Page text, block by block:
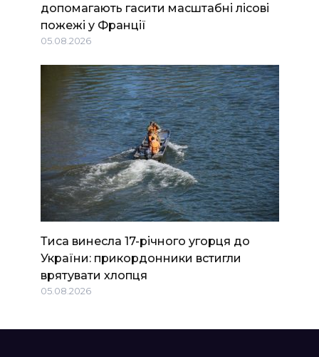
допомагають гасити масштабні лісові
пожежі у Франції
05.08.2026
Тиса винесла 17-річного угорця до
України: прикордонники встигли
врятувати хлопця
05.08.2026